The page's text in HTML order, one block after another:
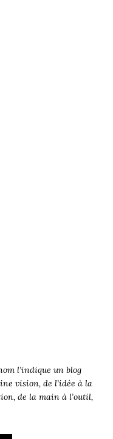
l’indique un blog
vision, de l’idée à la
de la main à l’outil,